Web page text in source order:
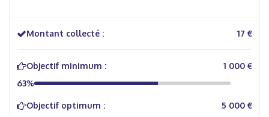
Montant collecté : 17 €
Objectif minimum :
1 000 €
63%
Objectif optimum :
5 000 €